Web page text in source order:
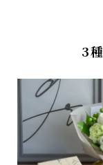
Q&A (よくあるご質
ポイントプレゼントペ
ギフトラッピング
メッセージカード
3